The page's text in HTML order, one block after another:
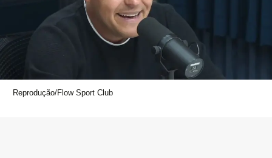
Reprodução/Flow Sport Club